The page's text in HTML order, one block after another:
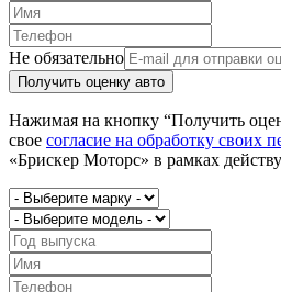
Не обязательно
Получить оценку авто
Нажимая на кнопку “Получить
свое согласие на обработку своих
«Брискер Моторс» в рамках